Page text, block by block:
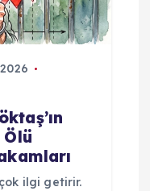
ilgi getirir.